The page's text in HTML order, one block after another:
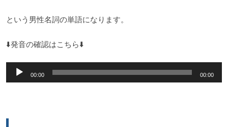
という男性名詞の単語になります。
⬇️発音の確認はこちら⬇️
声
00:00 00:00